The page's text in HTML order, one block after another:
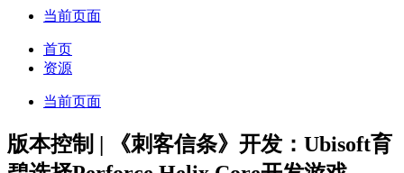
当前页面
首页
资源
当前页面
版本控制 | 《刺客信条》开发：Ubisoft育